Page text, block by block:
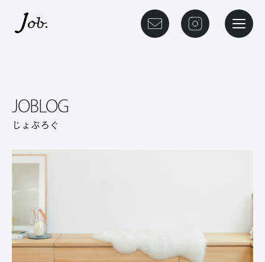
メニュ
JOBLOG
じょぶろぐ